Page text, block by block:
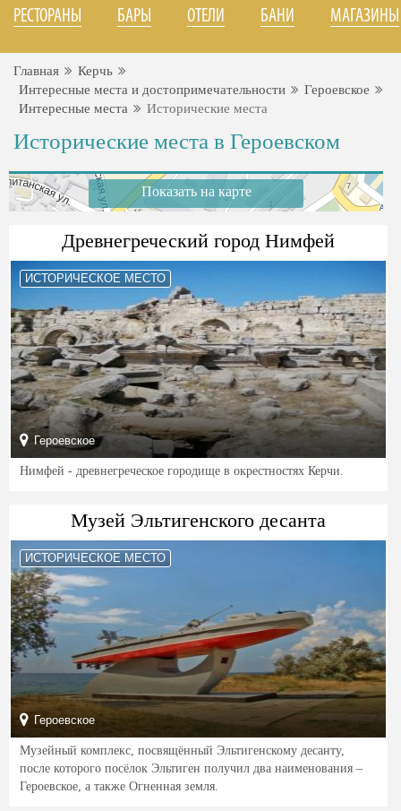
РЕСТОРАНЫ БАРЫ ОТЕЛИ БАНИ МАГАЗИНЫ
Главная
Керчь
Интересные места и достопримечательности
Героевское
Интересные места
Исторические места
Исторические места в Героевском
Показать на карте
Древнегреческий город Нимфей
ИСТОРИЧЕСКОЕ МЕСТО
Героевское
Нимфей - древнегреческое городище в окрестностях Керчи.
Музей Эльтигенского десанта
ИСТОРИЧЕСКОЕ МЕСТО
Героевское
Музейный комплекс, посвящённый Эльтигенскому десанту,
после которого посёлок Эльтиген получил два наименования –
Героевское, а также Огненная земля.